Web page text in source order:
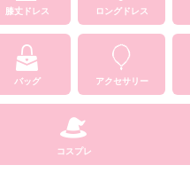
膝丈ドレス ロングドレス
バッグ アクセサリー
コスプレ